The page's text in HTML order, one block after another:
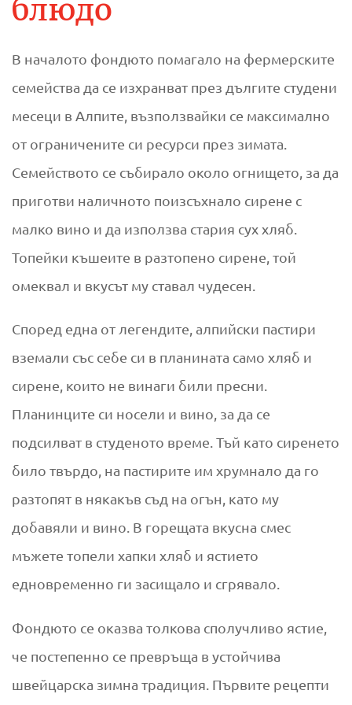
а
г
о
п
р
и
г
о
т
в
и
м
в
к
у
с
н
о
блюдо
В началото фондюто помагало на фермерските
семейства да се изхранват през дългите студени
месеци в Алпите, възползвайки се максимално
от ограничените си ресурси през зимата.
Семейството се събирало около огнището, за да
приготви наличното поизсъхнало сирене с
малко вино и да използва стария сух хляб.
Топейки къшеите в разтопено сирене, той
омеквал и вкусът му ставал чудесен.
Според една от легендите, алпийски пастири
вземали със себе си в планината само хляб и
сирене, които не винаги били пресни.
Планинците си носели и вино, за да се
подсилват в студеното време. Тъй като сиренето
било твърдо, на пастирите им хрумнало да го
разтопят в някакъв съд на огън, като му
добавяли и вино. В горещата вкусна смес
мъжете топели хапки хляб и ястието
едновременно ги засищало и сгрявало.
Фондюто се оказва толкова сполучливо ястие,
че постепенно се превръща в устойчива
швейцарска зимна традиция. Първите рецепти